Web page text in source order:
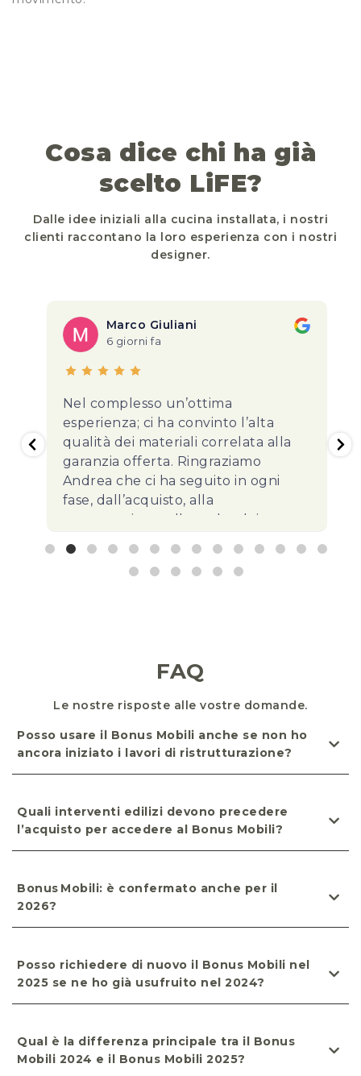
Cosa dice chi ha già
scelto LiFE?
Dalle idee iniziali alla cucina installata, i nostri
clienti raccontano la loro esperienza con i nostri
designer.
Marco Giuliani
6 giorni fa
Nel complesso un’ottima
esperienza; ci ha convinto l’alta
qualità dei materiali correlata alla
garanzia offerta. Ringraziamo
Andrea che ci ha seguito in ogni
fase, dall’acquisto, alla
progettazione, alla scelta dei
disponibile ad ogni nostra
FAQ
Le nostre risposte alle vostre domande.
Posso usare il Bonus Mobili anche se non ho
ancora iniziato i lavori di ristrutturazione?
Quali interventi edilizi devono precedere
l’acquisto per accedere al Bonus Mobili?
Bonus Mobili: è confermato anche per il
2026?
Posso richiedere di nuovo il Bonus Mobili nel
2025 se ne ho già usufruito nel 2024?
Qual è la differenza principale tra il Bonus
Mobili 2024 e il Bonus Mobili 2025?